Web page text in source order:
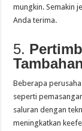
mungkin. Semakin
Anda terima.
5.
Beberapa
seperti
saluran dengan
meningkatkan